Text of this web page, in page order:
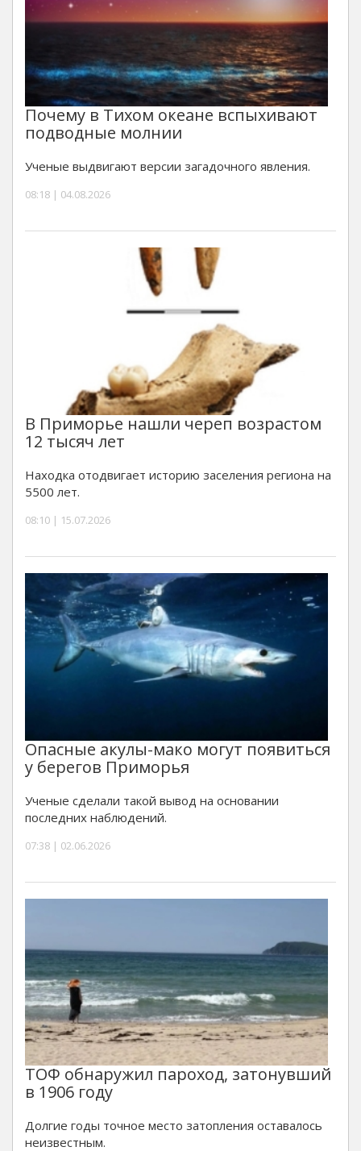
Почему в Тихом океане вспыхивают
подводные молнии
Ученые выдвигают версии загадочного явления.
08:18 | 04.08.2026
В Приморье нашли череп возрастом
12 тысяч лет
Находка отодвигает историю заселения региона на
5500 лет.
08:10 | 15.07.2026
Опасные акулы-мако могут появиться
у берегов Приморья
Ученые сделали такой вывод на основании
последних наблюдений.
07:38 | 02.06.2026
ТОФ обнаружил пароход, затонувший
в 1906 году
Долгие годы точное место затопления оставалось
неизвестным.